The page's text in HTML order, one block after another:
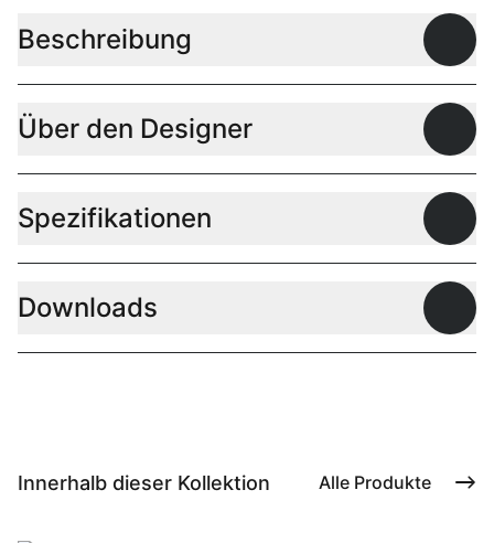
Beschreibung
Über den Designer
Spezifikationen
Downloads
Innerhalb dieser Kollektion Alle Produkte